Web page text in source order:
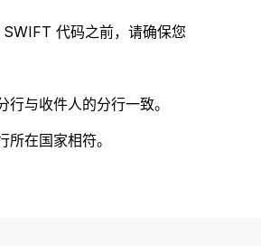
代码之前，请确保您
与收件人的分行一致。
在国家相符。